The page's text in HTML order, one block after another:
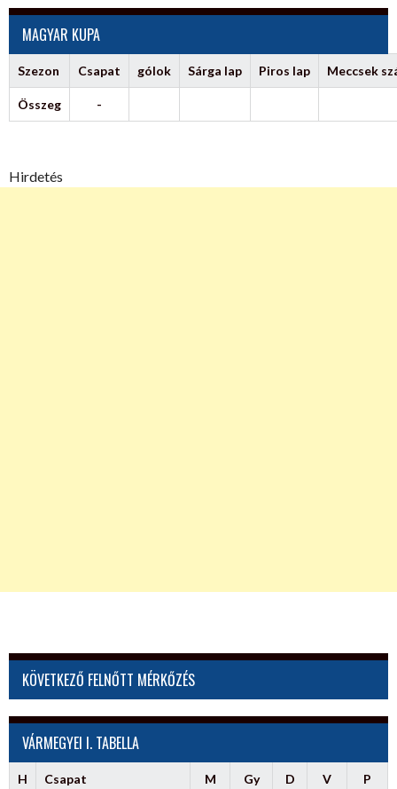
MAGYAR KUPA
Szezon Csapat gólok Sárga lap Piros lap Meccsek
Összeg -
Hirdetés
KÖVETKEZŐ FELNŐTT MÉRKŐZÉS
VÁRMEGYEI I. TABELLA
H Csapat M Gy D V P